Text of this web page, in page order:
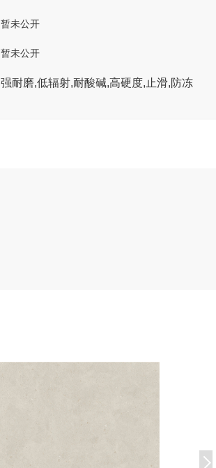
暂未公开
暂未公开
强耐磨,低辐射,耐酸碱,高硬度,止滑,防冻